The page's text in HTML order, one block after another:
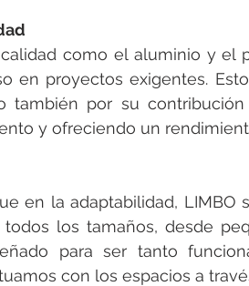
como el aluminio y el
en proyectos exigentes.
también por su
y ofreciendo un
en la adaptabilidad, LIMBO
los tamaños, desde
para ser tanto
con los espacios a